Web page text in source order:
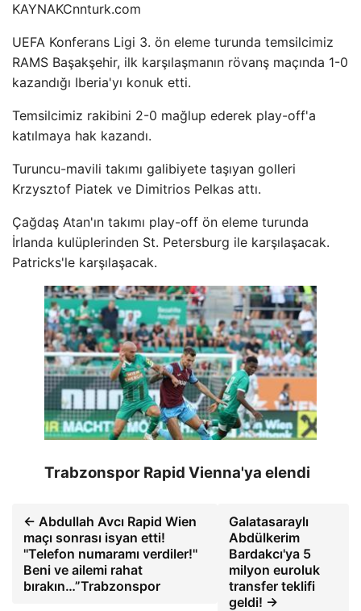
KAYNAKCnnturk.com
UEFA Konferans Ligi 3. ön eleme turunda temsilcimiz
RAMS Başakşehir, ilk karşılaşmanın rövanş maçında 1-0
kazandığı Iberia'yı konuk etti.
Temsilcimiz rakibini 2-0 mağlup ederek play-off'a
katılmaya hak kazandı.
Turuncu-mavili takımı galibiyete taşıyan golleri
Krzysztof Piatek ve Dimitrios Pelkas attı.
Çağdaş Atan'ın takımı play-off ön eleme turunda
İrlanda kulüplerinden St. Petersburg ile karşılaşacak.
Patricks'le karşılaşacak.
Trabzonspor Rapid Vienna'ya elendi
← Abdullah Avcı Rapid Wien
maçı sonrası isyan etti!
''Telefon numaramı verdiler!''
Beni ve ailemi rahat
bırakın…”Trabzonspor
Galatasaraylı
Abdülkerim
Bardakcı'ya 5
milyon euroluk
transfer teklifi
geldi! →